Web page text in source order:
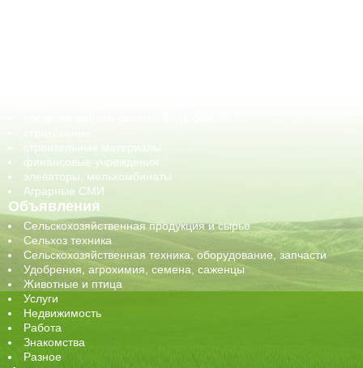
строительные материалы
финансовые учреждения
элеваторы, мелькомбинаты
Аграрные СМИ
Объявления
Сельскохозяйственная продукция и сырье
Сельхоз техника
Сельскохозяйственная техника, оборудование, запчасти
Удобрения, агрохимия, семена, саженцы
Животные и птица
Услуги
Недвижимость
Работа
Знакомства
Разное